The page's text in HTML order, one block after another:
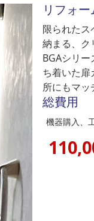
リフォ
限られたス
納まる、ク
BGAシリ
ち着いた扉
所にもマッ
総費用
機器購入、